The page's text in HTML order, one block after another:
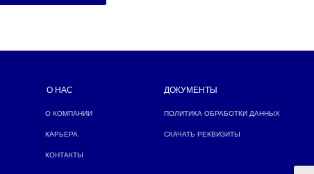
О КОМПАНИИ
КАРЬЕРА
КОНТАКТЫ
О НАС ДОКУМЕНТЫ
ПОЛИТИКА ОБРАБОТКИ ДАННЫХ
СКАЧАТЬ РЕКВИЗИТЫ